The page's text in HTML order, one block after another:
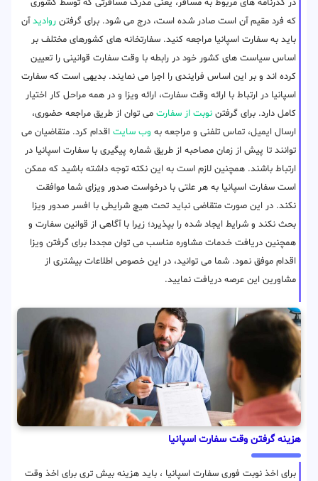
در گذرنامه های مربوط به مسافر، یعنی مدرک مسافرتی که توسط کشوری
که فرد مقیم آن است صادر شده است، درج می شود. برای گرفتن روادیدآن
باید به سفارت اسپانیا مراجعه کنید. سفارتخانه های کشورهای مختلف بر
اساس سیاست های کشور خود در رابطه با وقت سفارت قوانینی را تعیین
کرده اند و بر این اساس فرایندی را اجرا می نمایند. بدیهی است که سفارت
اسپانیا در ارتباط با ارائه وقت سفارت، ارائه ویزا و در همه مراحل کار اختیار
کامل دارد. برای گرفتن نوبت از سفارت می توان از طریق مراجعه حضوری،
ارسال ایمیل، تماس تلفنی و مراجعه به وب سایت اقدام کرد. متقاضیان می
توانند تا پیش از زمان مصاحبه از طریق شماره پیگیری با سفارت اسپانیا در
ارتباط باشند. همچنین لازم است به این نکته توجه داشته باشید که ممکن
است سفارت اسپانیا به هر علتی با درخواست صدور ویزای شما موافقت
نکند. در این صورت متقاضی نباید تحت هیچ شرایطی با افسر صدور ویزا
بحث نکند و شرایط ایجاد شده را بپذیرد؛ زیرا با آگاهی از قوانین سفارت و
همچنین دریافت خدمات مشاوره مناسب می توان مجددا برای گرفتن ویزا
اقدام موفق نمود. شما می توانید، در این خصوص اطلاعات بیشتری از
مشاورین این عرصه دریافت نمایید.
هزینه گرفتن وقت سفارت اسپانیا
برای اخذ نوبت فوری سفارت اسپانیا ، باید هزینه بیش تری برای اخذ وقت